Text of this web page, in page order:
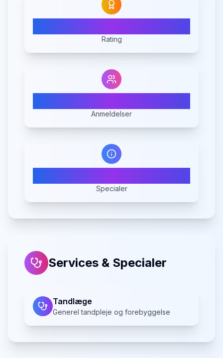
Rating
Anmeldelser
Specialer
Services & Specialer
Tandlæge
Generel tandpleje og forebyggelse